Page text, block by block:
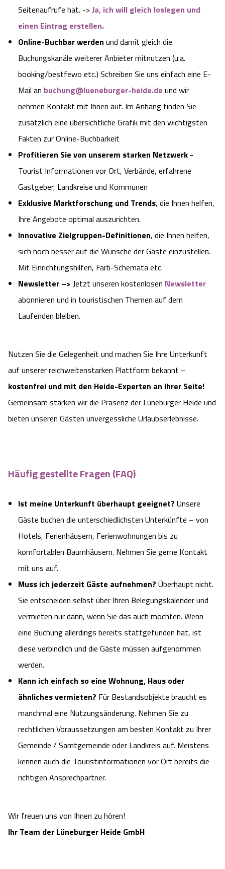
Kontakt
Landschaftsführungen
Veranstaltungen
Adventure District Bispingen
Unterkünfte
Ausflugsziele
Seitenaufrufe hat. ->Ja, ich will gleich loslegen und
einen Eintrag erstellen.
Online-Buchbar werden und damit gleich die
Buchungskanäle weiterer Anbieter mitnutzen (u.a.
booking/bestfewo etc.) Schreiben Sie uns einfach eine E-
Mail an buchung@lueneburger-heide.de und wir
nehmen Kontakt mit Ihnen auf. Im Anhang finden Sie
zusätzlich eine übersichtliche Grafik mit den wichtigsten
Fakten zur Online-Buchbarkeit
Profitieren Sie von unserem starken Netzwerk -
Tourist Informationen vor Ort, Verbände, erfahrene
Gastgeber, Landkreise und Kommunen
Exklusive Marktforschung und Trends, die Ihnen helfen,
Ihre Angebote optimal auszurichten.
Innovative Zielgruppen-Definitionen, die Ihnen helfen,
sich noch besser auf die Wünsche der Gäste einzustellen.
Mit Einrichtungshilfen, Farb-Schemata etc.
Newsletter –> Jetzt unseren kostenlosen Newsletter
abonnieren und in touristischen Themen auf dem
Laufenden bleiben.
Nutzen Sie die Gelegenheit und machen Sie Ihre Unterkunft
auf unserer reichweitenstarken Plattform bekannt –
kostenfrei und mit den Heide-Experten an Ihrer Seite!
Gemeinsam stärken wir die Präsenz der Lüneburger Heide und
bieten unseren Gästen unvergessliche Urlaubserlebnisse.
Häufig gestellte Fragen (FAQ)
Ist meine Unterkunft überhaupt geeignet? Unsere
Gäste buchen die unterschiedlichsten Unterkünfte – von
Hotels, Ferienhäusern, Ferienwohnungen bis zu
komfortablen Baumhäusern. Nehmen Sie gerne Kontakt
mit uns auf.
Muss ich jederzeit Gäste aufnehmen? Überhaupt nicht.
Sie entscheiden selbst über Ihren Belegungskalender und
vermieten nur dann, wenn Sie das auch möchten. Wenn
eine Buchung allerdings bereits stattgefunden hat, ist
diese verbindlich und die Gäste müssen aufgenommen
werden.
Kann ich einfach so eine Wohnung, Haus oder
ähnliches vermieten? Für Bestandsobjekte braucht es
manchmal eine Nutzungsänderung. Nehmen Sie zu
rechtlichen Voraussetzungen am besten Kontakt zu Ihrer
Gemeinde / Samtgemeinde oder Landkreis auf. Meistens
kennen auch die Touristinformationen vor Ort bereits die
richtigen Ansprechpartner.
Wir freuen uns von Ihnen zu hören!
Ihr Team der Lüneburger Heide GmbH